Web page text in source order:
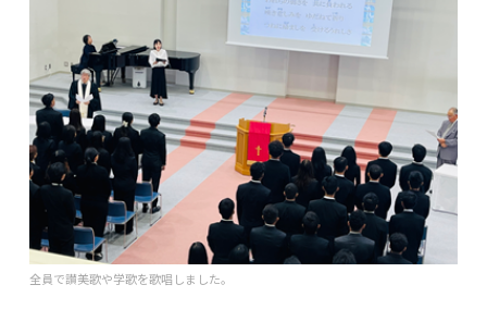
全員で讃美歌や学歌を歌唱しました。